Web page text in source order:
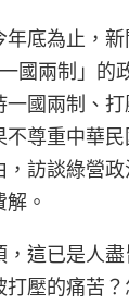
底為止，
國兩制」的
國兩制、
尊重中華
訪談綠營
。
這已是人
壓的痛苦